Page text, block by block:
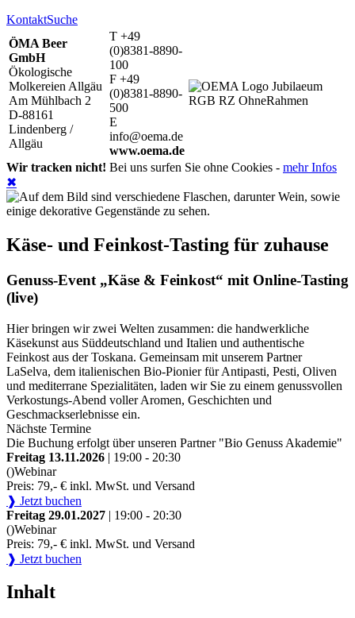
KontaktSuche
ÖMA Beer
GmbH
Ökologische
Molkereien Allgäu
Am Mühlbach 2
D-88161
Lindenberg /
Allgäu
T +49
(0)8381-8890-
100
F +49
(0)8381-8890-
500
E
info@oema.de
www.oema.de
Wir tracken nicht! Bei uns surfen Sie ohne Cookies - mehr Infos
✖
Käse- und Feinkost-Tasting für zuhause
Genuss-Event „Käse & Feinkost“ mit Online-Tasting
(live)
Hier bringen wir zwei Welten zusammen: die handwerkliche
Käsekunst aus Süddeutschland und Italien und authentische
Feinkost aus der Toskana. Gemeinsam mit unserem Partner
LaSelva, dem italienischen Bio-Pionier für Antipasti, Pesti, Oliven
und mediterrane Spezialitäten, laden wir Sie zu einem genussvollen
Verkostungs-Abend voller Aromen, Geschichten und
Geschmackserlebnisse ein.
Nächste Termine
Die Buchung erfolgt über unseren Partner "Bio Genuss Akademie"
Freitag 13.11.2026 | 19:00 - 20:30
()Webinar
Preis: 79,- € inkl. MwSt. und Versand
❱ Jetzt buchen
Freitag 29.01.2027 | 19:00 - 20:30
()Webinar
Preis: 79,- € inkl. MwSt. und Versand
❱ Jetzt buchen
Inhalt